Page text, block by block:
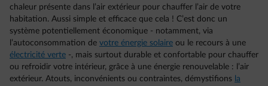
chaleur présente dans l’air extérieur pour chauffer l’air de votre
habitation. Aussi simple et efficace que cela ! C’est donc un
système potentiellement économique - notamment, via
l’autoconsommation de votre énergie solaire ou le recours à une
électricité verte -, mais surtout durable et confortable pour chauffer
ou refroidir votre intérieur, grâce à une énergie renouvelable : l’air
extérieur. Atouts, inconvénients ou contraintes, démystifions la